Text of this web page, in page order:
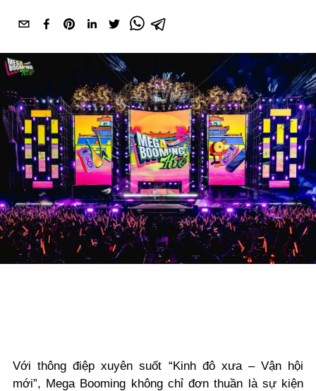
Với thông điệp xuyên suốt “Kinh đô xưa – Vận hội
mới”, Mega Booming không chỉ đơn thuần là sự kiện